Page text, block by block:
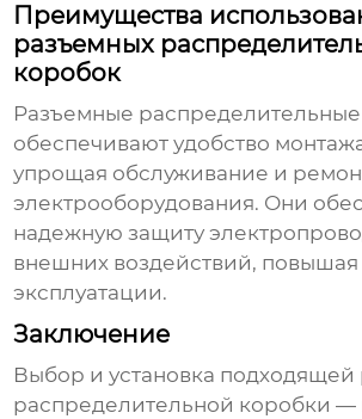
Преимущества
разъемных
коробок
Разъемные
обеспечивают удобство
упрощая обслуживание и
электрооборудования. Они
надежную защиту
внешних воздействий, повышая
эксплуатации.
Заключение
Выбор и установка подходящей
распределительной коробки —